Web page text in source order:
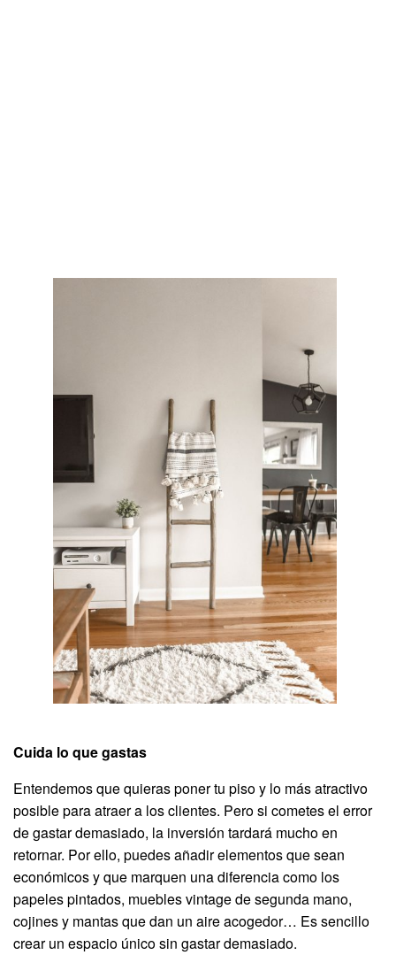
Cuida lo que gastas
Entendemos que quieras poner tu piso y lo más atractivo
posible para atraer a los clientes. Pero si cometes el error
de gastar demasiado, la inversión tardará mucho en
retornar. Por ello, puedes añadir elementos que sean
económicos y que marquen una diferencia como los
papeles pintados, muebles vintage de segunda mano,
cojines y mantas que dan un aire acogedor… Es sencillo
crear un espacio único sin gastar demasiado.